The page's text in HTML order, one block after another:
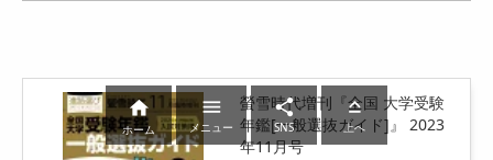
螢雪時代増刊『全国 大学受験
年鑑[一般選抜ガイド]』 2023
年11月号

ホーム

メニュー

SNS

上へ